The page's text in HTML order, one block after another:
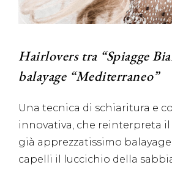
Hairlovers tra “Spiagge
balayage “Mediterraneo”
Una tecnica di schiaritura e
innovativa, che reinterpreta il
già apprezzatissimo
capelli il luccichio della